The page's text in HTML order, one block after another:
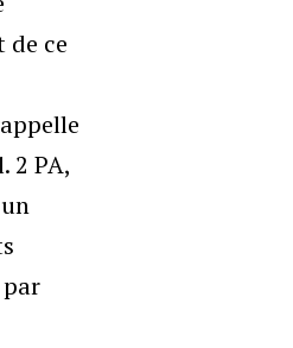
de ce
2 PA,